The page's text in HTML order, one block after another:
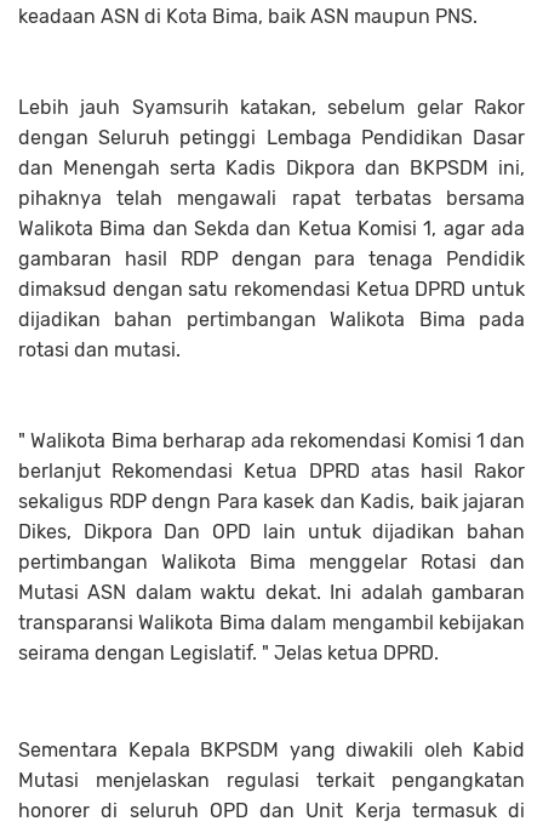
keadaan ASN di Kota Bima, baik ASN maupun PNS.
Lebih jauh Syamsurih katakan, sebelum gelar Rakor
dengan Seluruh petinggi Lembaga Pendidikan Dasar
dan Menengah serta Kadis Dikpora dan BKPSDM ini,
pihaknya telah mengawali rapat terbatas bersama
Walikota Bima dan Sekda dan Ketua Komisi 1, agar ada
gambaran hasil RDP dengan para tenaga Pendidik
dimaksud dengan satu rekomendasi Ketua DPRD untuk
dijadikan bahan pertimbangan Walikota Bima pada
rotasi dan mutasi.
" Walikota Bima berharap ada rekomendasi Komisi 1 dan
berlanjut Rekomendasi Ketua DPRD atas hasil Rakor
sekaligus RDP dengn Para kasek dan Kadis, baik jajaran
Dikes, Dikpora Dan OPD lain untuk dijadikan bahan
pertimbangan Walikota Bima menggelar Rotasi dan
Mutasi ASN dalam waktu dekat. Ini adalah gambaran
transparansi Walikota Bima dalam mengambil kebijakan
seirama dengan Legislatif. " Jelas ketua DPRD.
Sementara Kepala BKPSDM yang diwakili oleh Kabid
Mutasi menjelaskan regulasi terkait pengangkatan
honorer di seluruh OPD dan Unit Kerja termasuk di